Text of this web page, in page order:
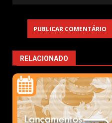
RELACIONADO